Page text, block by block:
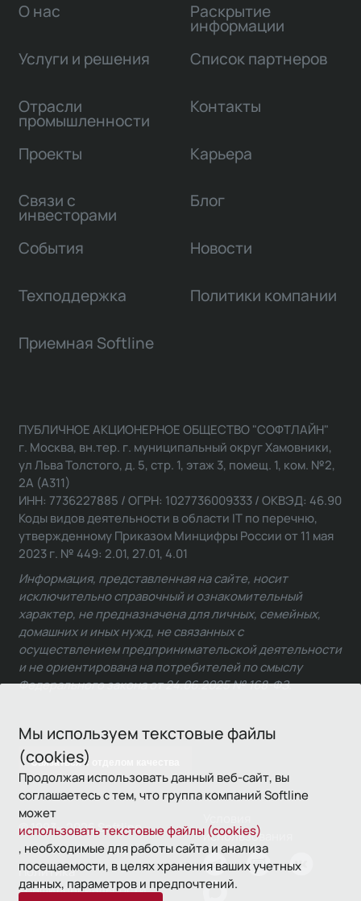
Мы используем текстовые файлы
(cookies)
Продолжая использовать данный веб-сайт, вы
соглашаетесь с тем, что группа компаний Softline
может
использовать текстовые файлы (cookies)
, необходимые для работы сайта и анализа
посещаемости, в целях хранения ваших учетных
данных, параметров и предпочтений.
О нас
Услуги и решения
Отрасли
промышленности
Проекты
Связи с
инвесторами
Раскрытие
информации
Список партнеров
Контакты
Карьера
Блог
События Новости
Техподдержка Политики компании
Приемная Softline
Связаться с отделом качества
ПУБЛИЧНОЕ АКЦИОНЕРНОЕ ОБЩЕСТВО "СОФТЛАЙН"
г. Москва, вн.тер. г. муниципальный округ Хамовники,
ул Льва Толстого, д. 5, стр. 1, этаж 3, помещ. 1, ком. №2,
2А (А311)
ИНН: 7736227885 / ОГРН: 1027736009333 / ОКВЭД: 46.90
Коды видов деятельности в области IT по перечню,
утвержденному Приказом Минцифры России от 11 мая
2023 г. № 449: 2.01, 27.01, 4.01
Информация, представленная на сайте, носит
исключительно справочный и ознакомительный
характер, не предназначена для личных, семейных,
домашних и иных нужд, не связанных с
осуществлением предпринимательской деятельности
и не ориентирована на потребителей по смыслу
Федерального закона от 24.06.2025 № 168-ФЗ.
© 1993—2026 Softline
использования
Политика
конфиденциальности